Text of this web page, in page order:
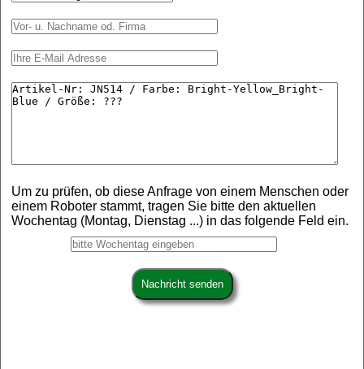
Um zu prüfen, ob diese Anfrage von einem Menschen oder
einem Roboter stammt, tragen Sie bitte den aktuellen
Wochentag (Montag, Dienstag ...) in das folgende Feld ein.